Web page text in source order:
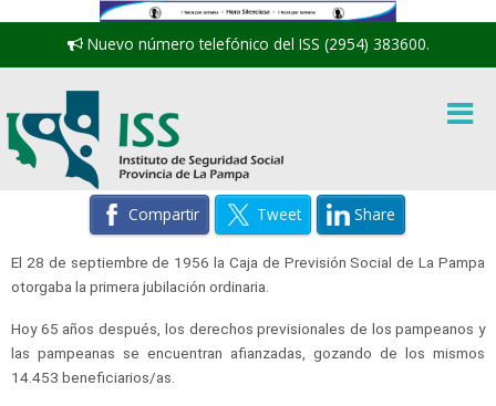
Nuevo número telefónico del ISS (2954) 383600.
Compartir Tweet Share
El 28 de septiembre de 1956 la Caja de Previsión Social de La Pampa
otorgaba la primera jubilación ordinaria.
Hoy 65 años después, los derechos previsionales de los pampeanos y
las pampeanas se encuentran afianzadas, gozando de los mismos
14.453 beneficiarios/as.